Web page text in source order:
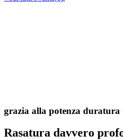
grazia alla potenza
Rasatura davvero